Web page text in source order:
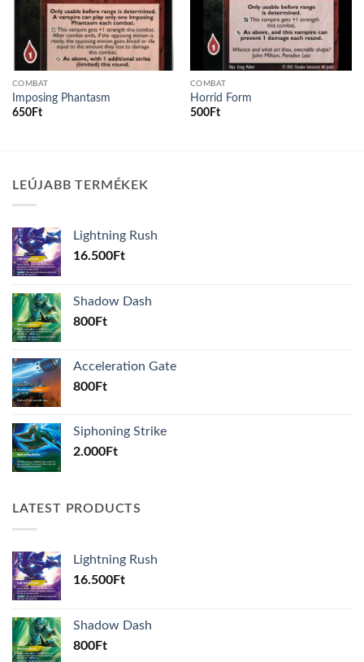
COMBAT
Imposing Phantasm
650Ft
COMBAT
Horrid Form
500Ft
LEÚJABB TERMÉKEK
Lightning Rush
16.500Ft
Shadow Dash
800Ft
Acceleration Gate
800Ft
Siphoning Strike
2.000Ft
LATEST PRODUCTS
Lightning Rush
16.500Ft
Shadow Dash
800Ft